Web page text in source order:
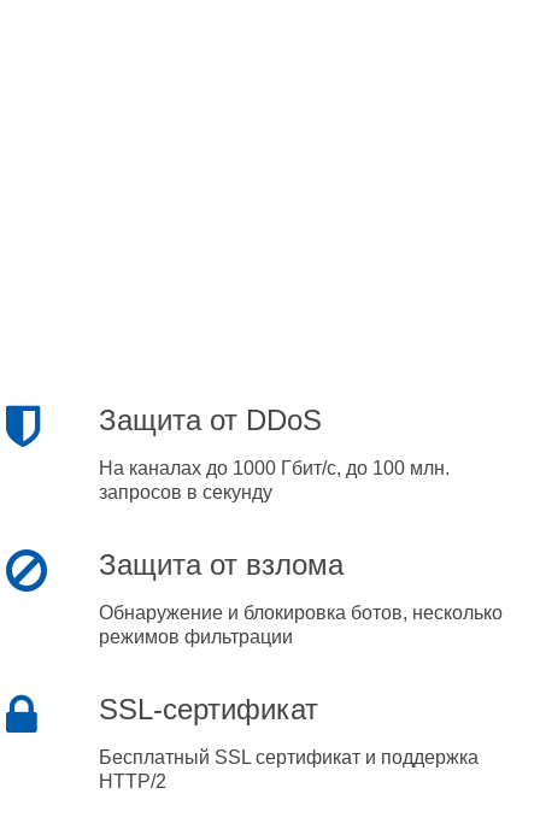
Защита от DDoS
На каналах до 1000 Гбит/с, до 100 млн.
запросов в секунду
Защита от взлома
Обнаружение и блокировка ботов, несколько
режимов фильтрации
SSL-сертификат
Бесплатный SSL сертификат и поддержка
HTTP/2